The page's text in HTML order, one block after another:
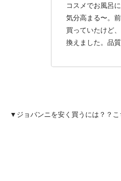
コスメでお風呂
気分高まる〜。
買っていたけど
換えました。品
▼ジョバンニを安く買うには？？